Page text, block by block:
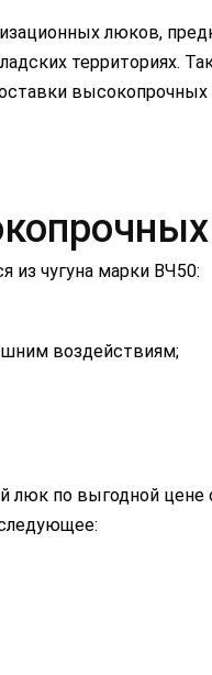
люков,
из чугуна марки ВЧ50:
воздействиям;
по выгодной